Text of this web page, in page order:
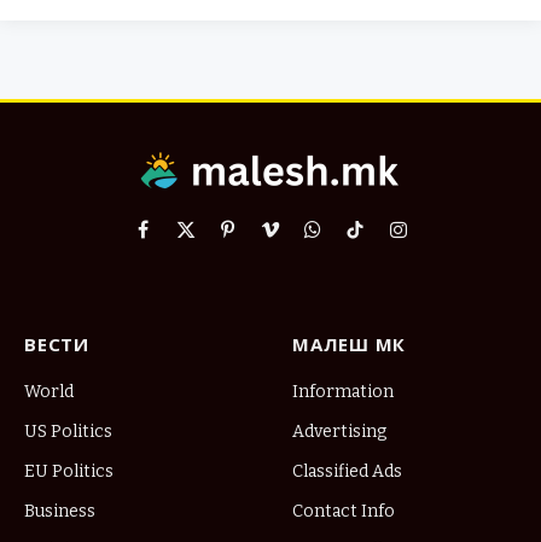
Facebook
X
PinterestVimeoWhatsApp
TikTokInstagram
ВЕСТИ
World
US Politics
EU Politics
Business
МАЛЕШ МК
Information
Advertising
Classified Ads
Contact Info